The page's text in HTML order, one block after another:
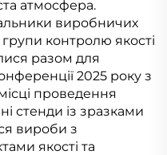
атмосфера.
виробничих
групи контролю якості
разом для
2025 року з
проведення
стенди із зразками
вироби з
якості та